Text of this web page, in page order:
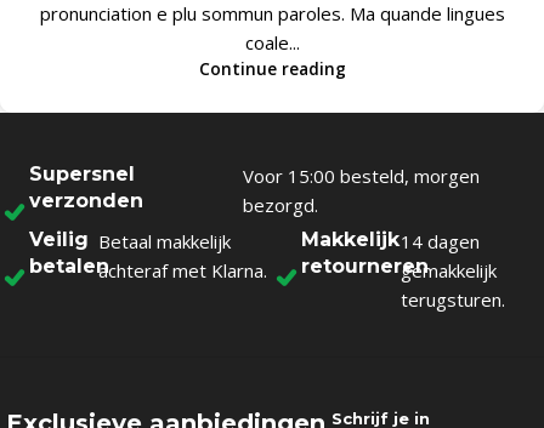
pronunciation e plu sommun paroles. Ma quande lingues
coale...
Continue reading
Supersnel
verzonden
Voor 15:00 besteld, morgen
bezorgd.
Veilig
betalen
Betaal makkelijk
achteraf met Klarna.
Makkelijk
retourneren
14 dagen
gemakkelijk
terugsturen.
Schrijf je in